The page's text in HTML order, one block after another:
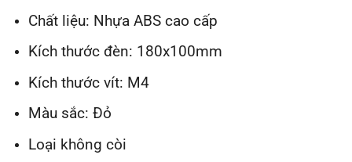
Chất liệu: Nhựa ABS cao cấp
Kích thước đèn: 180x100mm
Kích thước vít: M4
Màu sắc: Đỏ
Loại không còi